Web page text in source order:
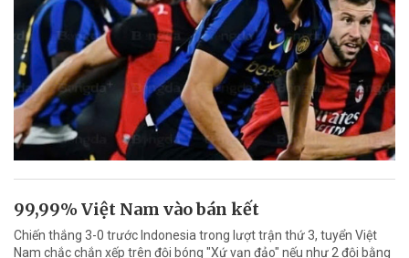
99,99% Việt Nam vào bán kết
Chiến thắng 3-0 trước Indonesia trong lượt trận thứ 3, tuyển Việt
Nam chắc chắn xếp trên đội bóng "Xứ vạn đảo" nếu như 2 đội bằng